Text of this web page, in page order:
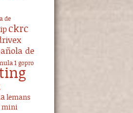
de
ckrc
de
1 gopro
lemans
mini